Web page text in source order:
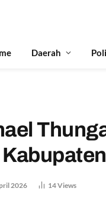
Daerah
2026 14Views